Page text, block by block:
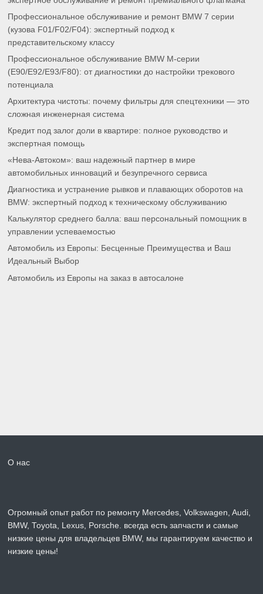
Профессиональное обслуживание и ремонт BMW 7 серии
(кузова F01/F02/F04): экспертный подход к
представительскому классу
Профессиональное обслуживание BMW M-серии
(E90/E92/E93/F80): от диагностики до настройки трекового
потенциала
Архитектура чистоты: почему фильтры для спецтехники — это
сложная инженерная система
Кредит под залог доли в квартире: полное руководство и
экспертная помощь
«Нева-Автоком»: ваш надежный партнер в мире
автомобильных инноваций и безупречного сервиса
Диагностика и устранение рывков и плавающих оборотов на
BMW: экспертный подход к техническому обслуживанию
Калькулятор среднего балла: ваш персональный помощник в
управлении успеваемостью
Автомобиль из Европы: Бесценные Преимущества и Ваш
Идеальный Выбор
Автомобиль из Европы на заказ в автосалоне
О нас
Огромный опыт работ по ремонту Mercedes, Volkswagen, Audi,
BMW, Toyota, Lexus, Porsche. всегда есть запчасти и самые
низкие цены для владельцев BMW, мы гарантируем качество и
низкие цены!